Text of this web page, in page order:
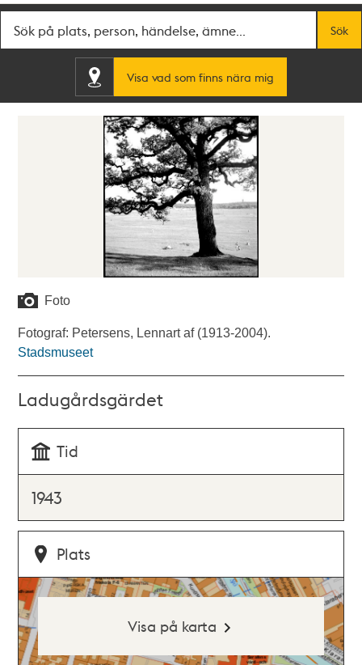
Sök
Visa vad som finns nära mig
Foto
Fotograf: Petersens, Lennart af (1913-2004).
Stadsmuseet
Ladugårdsgärdet
Tid
1943
Plats
Visa på karta